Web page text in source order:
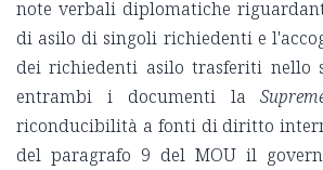
note verbali diplomatiche
di asilo di singoli richiedenti e
dei richiedenti asilo trasferiti nello
entrambi i documenti la
riconducibilità a fonti di diritto
del paragrafo 9 del MOU il